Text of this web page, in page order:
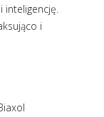
inteligencję.
i